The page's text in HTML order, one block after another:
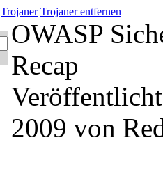
Trojaner Trojaner entfernen
OWASP
Recap
2009 von